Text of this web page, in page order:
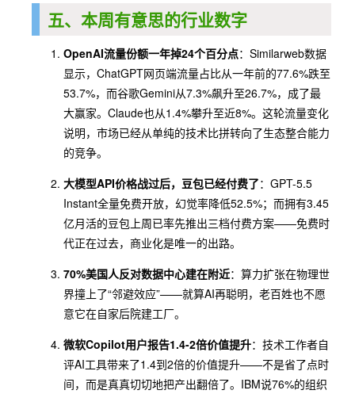
五、本周有意思的行业数字
OpenAI流量份额一年掉24个百分点：Similarweb数据
显示，ChatGPT网页端流量占比从一年前的77.6%跌至
53.7%，而谷歌Gemini从7.3%飙升至26.7%，成了最
大赢家。Claude也从1.4%攀升至近8%。这轮流量变化
说明，市场已经从单纯的技术比拼转向了生态整合能力
的竞争。
大模型API价格战过后，豆包已经付费了：GPT-5.5
Instant全量免费开放，幻觉率降低52.5%；而拥有3.45
亿月活的豆包上周已率先推出三档付费方案——免费时
代正在过去，商业化是唯一的出路。
70%美国人反对数据中心建在附近：算力扩张在物理世
界撞上了“邻避效应”——就算AI再聪明，老百姓也不愿
意它在自家后院建工厂。
微软Copilot用户报告1.4-2倍价值提升：技术工作者自
评AI工具带来了1.4到2倍的价值提升——不是省了点时
间，而是真真切切地把产出翻倍了。IBM说76%的组织